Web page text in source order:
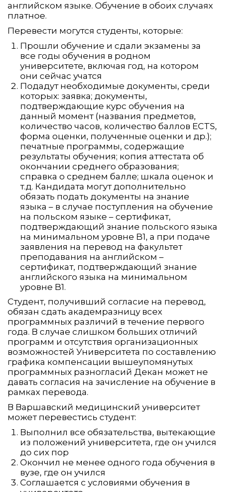
английском языке. Обучение в обоих случаях
платное.
Перевести могутся студенты, которые:
Прошли обучение и сдали экзамены за
все годы обучения в родном
университете, включая год, на котором
они сейчас учатся
Подадут необходимые документы, среди
которых: заявка; документы,
подтверждающие курс обучения на
данный момент (названия предметов,
количество часов, количество баллов ECTS,
форма оценки, полученные оценки и др.);
печатные программы, содержащие
результаты обучения; копия аттестата об
окончании среднего образования;
справка о среднем балле; шкала оценок и
т.д. Кандидата могут дополнительно
обязать подать документы на знание
языка – в случае поступления на обучение
на польском языке – сертификат,
подтверждающий знание польского языка
на минимальном уровне B1, а при подаче
заявления на перевод на факультет
преподавания на английском –
сертификат, подтверждающий знание
английского языка на минимальном
уровне B1.
Студент, получивший согласие на перевод,
обязан сдать академразницу всех
программных различий в течение первого
года. В случае слишком больших отличий
программ и отсутствия организационных
возможностей Университета по составлению
графика компенсации вышеупомянутых
программных разногласий Декан может не
давать согласия на зачисление на обучение в
рамках перевода.
В Варшавский медицинский университет
может перевестись студент:
Выполнил все обязательства, вытекающие
из положений университета, где он учился
до сих пор
Окончил не менее одного года обучения в
вузе, где он учился
Соглашается с условиями обучения в